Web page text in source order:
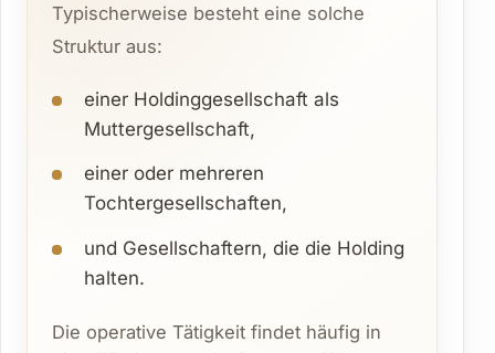
Typischerweise besteht eine solche
Struktur aus:
einer Holdinggesellschaft als
Muttergesellschaft,
einer oder mehreren
Tochtergesellschaften,
und Gesellschaftern, die die Holding
halten.
Die operative Tätigkeit findet häufig in